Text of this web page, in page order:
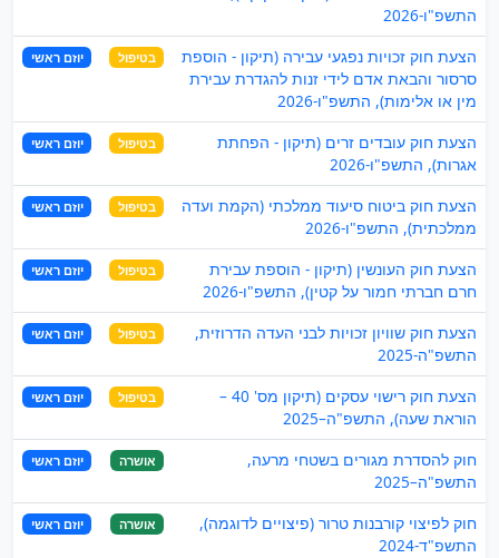
התשפ"ו-2026
הצעת חוק זכויות נפגעי עבירה (תיקון - הוספת
סרסור והבאת אדם לידי זנות להגדרת עבירת
מין או אלימות), התשפ"ו-2026
בטיפול יוזם ראשי
הצעת חוק עובדים זרים (תיקון - הפחתת
אגרות), התשפ"ו-2026
בטיפול יוזם ראשי
הצעת חוק ביטוח סיעוד ממלכתי (הקמת ועדה
ממלכתית), התשפ"ו-2026
בטיפול יוזם ראשי
הצעת חוק העונשין (תיקון - הוספת עבירת
חרם חברתי חמור על קטין), התשפ"ו-2026
בטיפול יוזם ראשי
הצעת חוק שוויון זכויות לבני העדה הדרוזית,
התשפ"ה-2025
בטיפול יוזם ראשי
הצעת חוק רישוי עסקים (תיקון מס' 40 –
הוראת שעה), התשפ"ה–2025
בטיפול יוזם ראשי
חוק להסדרת מגורים בשטחי מרעה,
התשפ"ה–2025
אושרה יוזם ראשי
חוק לפיצוי קורבנות טרור (פיצויים לדוגמה),
התשפ"ד-2024
אושרה יוזם ראשי